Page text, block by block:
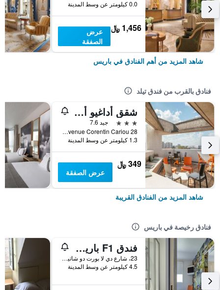
0.0 كيلومتر عن وسط المدينة
1,456 ﷼
عرض
الصفقة
شاهد المزيد من أهم الفنادق في باريس
فنادق بالقرب من فندق تيلد
شقق أداغيو أكسيس باريس لا فيلليت الفندقية بخدمة ذاتية
3 نجوم
جيد 7.6
28 bis avenue Corentin Cariou, باريس, فرنسا
1.3 كيلومتر عن وسط المدينة
349 ﷼
عرض الصفقة
شاهد المزيد من الفنادق القريبة
فنادق رخيصة في باريس
فندق F1 باريس بورت دو شاتيلون
23، شارع دي لا بورت دو شاتيلون, باريس, فرنسا
4.5 كيلومتر عن وسط المدينة